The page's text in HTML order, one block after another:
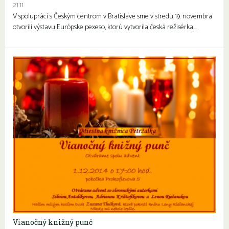
21.11.
V spolupráci s Českým centrom v Bratislave sme v stredu 19. novembra
otvorili výstavu Európske pexeso, ktorú vytvorila česká režisérka,…
Vianočný knižný punč